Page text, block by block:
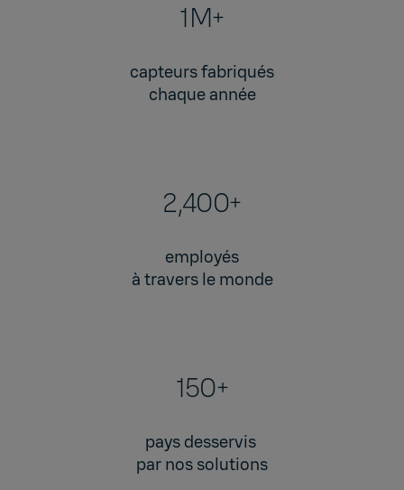
1M+
capteurs fabriqués
chaque année
2,400+
employés
à travers le monde
150+
pays desservis
par nos solutions